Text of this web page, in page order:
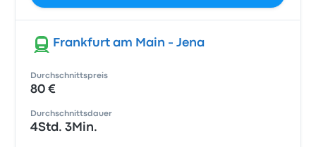
Frankfurt am Main - Jena
Durchschnittspreis
80 €
Durchschnittsdauer
4Std. 3Min.